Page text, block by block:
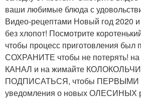
ваши любимые блюда с
Видео-рецептами Новый год 2020 и
без хлопот! Посмотрите
чтобы процесс приготовления
СОХРАНИТЕ чтобы не потерять!
КАНАЛ и на жимайте
ПОДПИСАТЬСЯ, чтобы ПЕРВЫМИ
уведомления о новых ОЛЕСИНЫХ